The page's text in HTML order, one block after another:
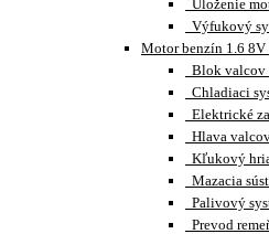
Uloženie
Výfukový
Motor benzín 1.6 8V
Blok valcov
Chladiaci
Elektrické
Hlava
Kľukový
Mazacia
Palivový
Prevod